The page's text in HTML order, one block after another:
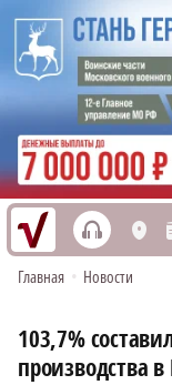
h L
Главная • Новости
103,7%
производства